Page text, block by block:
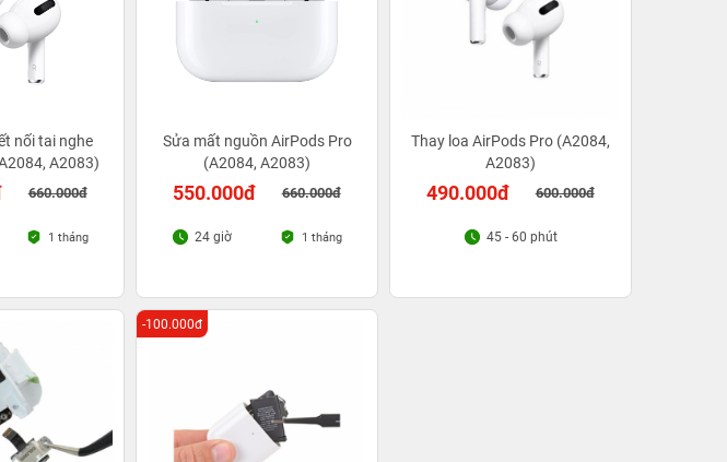
nối tai nghe
A2083)
660.000đ
1 tháng
Sửa mất nguồn AirPods Pro
(A2084, A2083)
550.000đ 660.000đ
24 giờ 1 tháng
Thay loa AirPods Pro (A2084,
A2083)
490.000đ 600.000đ
45 - 60 phút
-100.000đ